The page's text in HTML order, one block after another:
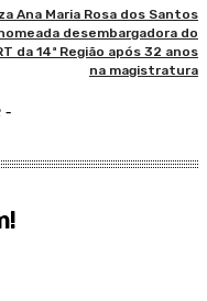
Ana Maria Rosa dos Santos
desembargadora do
da 14ª Região após 32 anos
na magistratura
-